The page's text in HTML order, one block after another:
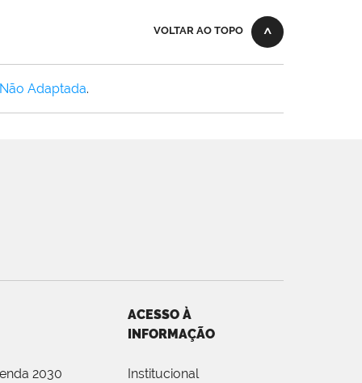
VOLTAR AO TOPO
Adaptada.
2030
ACESSO À
INFORMAÇÃO
Institucional